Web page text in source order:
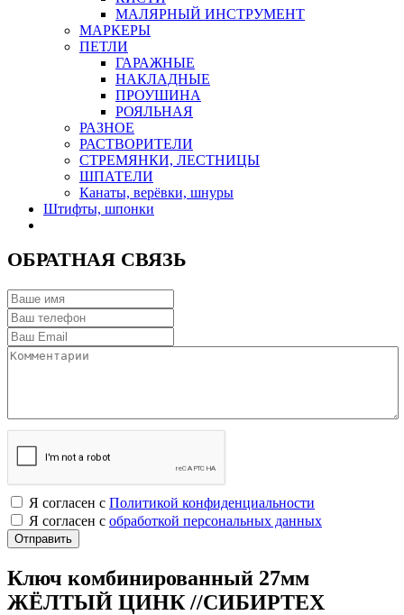
МАЛЯРНЫЙ ИНСТРУМЕНТ
МАРКЕРЫ
ПЕТЛИ
ГАРАЖНЫЕ
НАКЛАДНЫЕ
ПРОУШИНА
РОЯЛЬНАЯ
РАЗНОЕ
РАСТВОРИТЕЛИ
СТРЕМЯНКИ, ЛЕСТНИЦЫ
ШПАТЕЛИ
Канаты, верёвки, шнуры
Штифты, шпонки
ОБРАТНАЯ СВЯЗЬ
Я согласен с Политикой конфиденциальности
Я согласен с обработкой персональных данных
Ключ комбинированный 27мм
ЖЁЛТЫЙ ЦИНК //СИБИРТЕХ